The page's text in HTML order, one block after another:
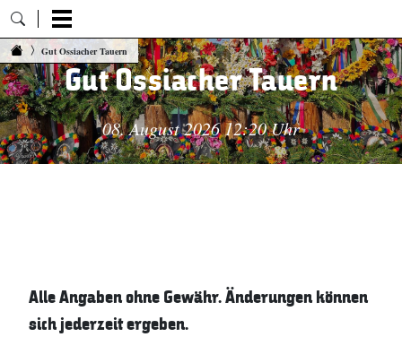
Zum Inhalt springen
Gut Ossiacher Tauern
Gut Ossiacher Tauern
08. August 2026 12:20 Uhr
Alle Angaben ohne Gewähr. Änderungen können
sich jederzeit ergeben.